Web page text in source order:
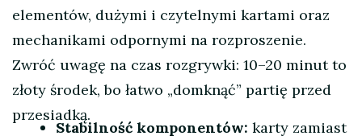
elementów, dużymi i czytelnymi kartami oraz
mechanikami odpornymi na rozproszenie.
Zwróć uwagę na czas rozgrywki: 10–20 minut to
złoty środek, bo łatwo „domknąć” partię przed
przesiadką.
Stabilność komponentów: karty zamiast